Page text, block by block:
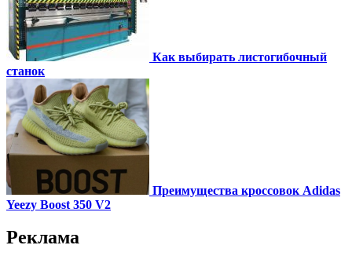
Как выбирать листогибочный
станок
Преимущества кроссовок Adidas
Yeezy Boost 350 V2
Реклама